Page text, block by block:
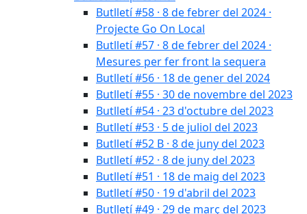
Butlletí #58 · 8 de febrer del 2024 ·
Projecte Go On Local
Butlletí #57 · 8 de febrer del 2024 ·
Mesures per fer front la sequera
Butlletí #56 · 18 de gener del 2024
Butlletí #55 · 30 de novembre del 2023
Butlletí #54 · 23 d'octubre del 2023
Butlletí #53 · 5 de juliol del 2023
Butlletí #52 B · 8 de juny del 2023
Butlletí #52 · 8 de juny del 2023
Butlletí #51 · 18 de maig del 2023
Butlletí #50 · 19 d'abril del 2023
Butlletí #49 · 29 de març del 2023